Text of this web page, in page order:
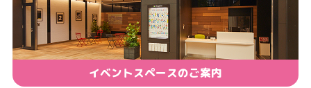
イベントスペースのご案内